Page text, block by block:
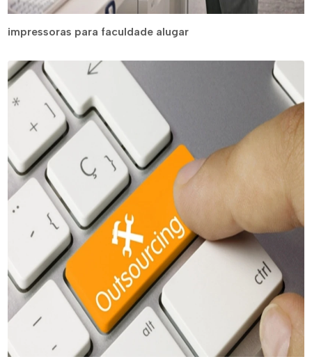
impressoras para faculdade alugar